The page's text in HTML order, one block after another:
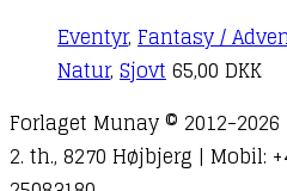
Eventyr, Fantasy /
Natur, Sjovt65,00 DKK
Forlaget Munay © 2012-
2. th., 8270 Højbjerg | Mobil: